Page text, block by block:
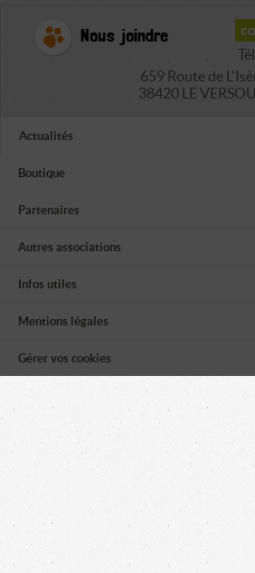
Nous joindre
659 Route de
38420 LE
Actualités
Boutique
Partenaires
Autres associations
Infos utiles
Mentions légales
Gérer vos cookies